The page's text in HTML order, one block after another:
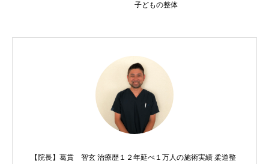
子どもの整体
【院長】葛貫 智玄 治療歴１２年延べ１万人の施術実績 柔道整